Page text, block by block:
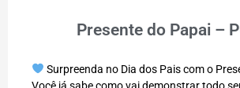
Presente do Papai –
Surpreenda no Dia dos Pais com o